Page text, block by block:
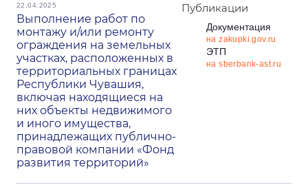
22.04.2025
Выполнение работ по
монтажу и/или ремонту
ограждения на земельных
участках, расположенных в
территориальных границах
Республики Чувашия,
включая находящиеся на
них объекты недвижимого
и иного имущества,
принадлежащих публично-
правовой компании «Фонд
развития территорий»
Публикации
Документация
на zakupki.gov.ru
ЭТП
на sberbank-ast.ru